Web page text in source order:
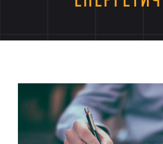
ТОВАРИСТВА